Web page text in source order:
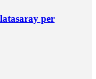
per